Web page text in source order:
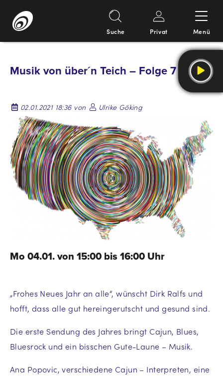
Inhalt
Suche Privat Menü
Musik von über´n Teich – Folge 7
02.01.2021 18:36 von Ulrike Göking
Mo 04.01. von 15:00 bis 16:00 Uhr
„Frohes Neues Jahr an alle“, wünscht Dirk Ralfs und
hofft, dass alle gut hereingerutscht und gesund sind.
Die erste Sendung des Jahres bringt Cajun, Blues,
Bluesrock und ein bisschen Gute-Laune – Musik.
Ana Popovic, verschiedene Cajun – Interpreten, eine